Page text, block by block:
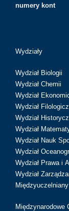
numery kont
Wydziały
Wydział Biologii
Wydział Chemii
Wydział
Wydział
Wydział
Wydział
Wydział Nauk
Wydział
Wydział Prawa i
Wydział
Międzynarodowe